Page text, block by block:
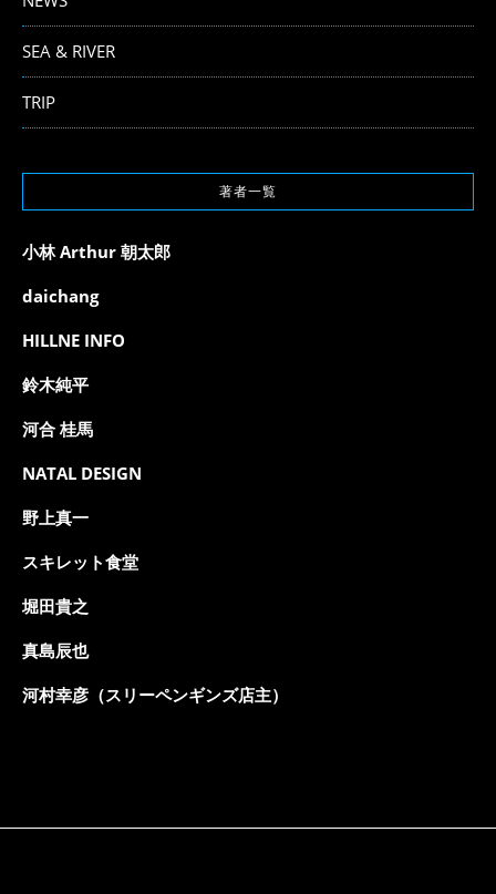
SEA & RIVER
TRIP
著者一覧
小林 Arthur 朝太郎
daichang
HILLNE INFO
鈴木純平
河合 桂馬
NATAL DESIGN
野上真一
スキレット食堂
堀田貴之
真島辰也
河村幸彦（スリーペンギンズ店主）